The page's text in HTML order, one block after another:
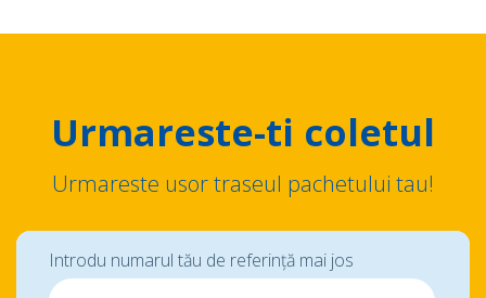
Urmareste-ti coletul
Urmareste usor traseul pachetului tau!
Introdu numarul tău de referință mai jos